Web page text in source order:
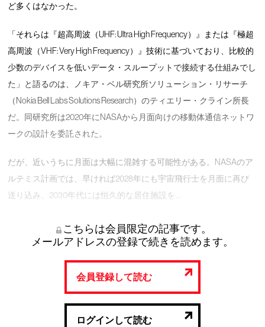
ど多くはなかった。
「それらは『超高周波（UHF: Ultra High Frequency）』または『極超
高周波（VHF: Very High Frequency）』技術に基づいており、比較的
少数のデバイスを低いデータ・スループットで接続する仕組みでし
た」と語るのは、ノキア・ベル研究所ソリューション・リサーチ
（Nokia Bell Labs Solutions Research）のティエリー・クライン所長
だ。同研究所は2020年にNASAから月面向けの移動体通信ネットワ
ークの設計を委託された。
だが、近いうちに月面は大幅に混雑する可能性がある。NASAのア
ルテミス計画では、早ければ2028年にも宇宙飛行士を月面に再び
送り込み、2030年代には恒久的な居住施設を …
こちらは会員限定の記事です。
メールアドレスの登録で続きを読めます。
会員登録して読む
ログインして読む